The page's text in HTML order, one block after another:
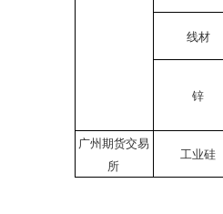
线材
锌
广州期货交易
所
工业硅